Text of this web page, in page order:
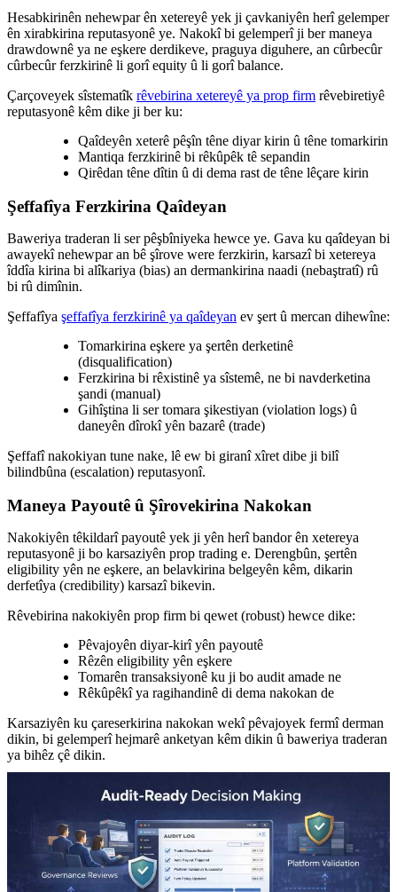
Hesabkirinên nehewpar ên xetereyê yek ji çavkaniyên herî gelemper
ên xirabkirina reputasyonê ye. Nakokî bi gelemperî ji ber maneya
drawdownê ya ne eşkere derdikeve, praguya diguhere, an cûrbecûr
cûrbecûr ferzkirinê li gorî equity û li gorî balance.
Çarçoveyek sîstematîk rêvebirina xetereyê ya prop firm rêvebiretiyê
reputasyonê kêm dike ji ber ku:
Qaîdeyên xeterê pêşîn têne diyar kirin û têne tomarkirin
Mantiqa ferzkirinê bi rêkûpêk tê sepandin
Qirêdan têne dîtin û di dema rast de têne lêçare kirin
Şeffafîya Ferzkirina Qaîdeyan
Baweriya traderan li ser pêşbîniyeka hewce ye. Gava ku qaîdeyan bi
awayekî nehewpar an bê şîrove were ferzkirin, karsazî bi xetereya
îddîa kirina bi alîkariya (bias) an dermankirina naadi (nebaştratî) rû
bi rû dimînin.
Şeffafîya şeffafîya ferzkirinê ya qaîdeyan ev şert û mercan dihewîne:
Tomarkirina eşkere ya şertên derketinê
(disqualification)
Ferzkirina bi rêxistinê ya sîstemê, ne bi navderketina
şandi (manual)
Gihîştina li ser tomara şikestiyan (violation logs) û
daneyên dîrokî yên bazarê (trade)
Şeffafî nakokiyan tune nake, lê ew bi giranî xîret dibe ji bilî
bilindbûna (escalation) reputasyonî.
Maneya Payoutê û Şîrovekirina Nakokan
Nakokiyên têkildarî payoutê yek ji yên herî bandor ên xetereya
reputasyonê ji bo karsaziyên prop trading e. Derengbûn, şertên
eligibility yên ne eşkere, an belavkirina belgeyên kêm, dikarin
derfetîya (credibility) karsazî bikevin.
Rêvebirina nakokiyên prop firm bi qewet (robust) hewce dike:
Pêvajoyên diyar-kirî yên payoutê
Rêzên eligibility yên eşkere
Tomarên transaksiyonê ku ji bo audit amade ne
Rêkûpêkî ya ragihandinê di dema nakokan de
Karsaziyên ku çareserkirina nakokan wekî pêvajoyek fermî derman
dikin, bi gelemperî hejmarê anketyan kêm dikin û baweriya traderan
ya bihêz çê dikin.